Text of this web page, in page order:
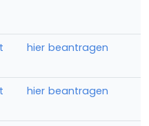
hier beantragen
hier beantragen